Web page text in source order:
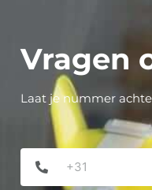
Vragen
Laat je nummer
Phone